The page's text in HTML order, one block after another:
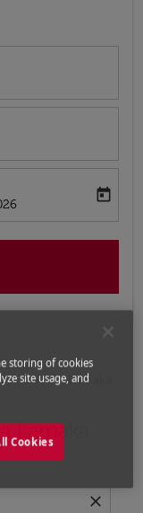
return-date-aria-label
today
Dakar - Larnaka
Larnaka
close
(origine e/o
storing of cookies
site usage, and
Cookies